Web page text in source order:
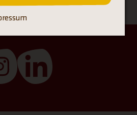
neuen Tab)
öffnet einen neuen Tab)
(Link öffnet einen neuen Tab)